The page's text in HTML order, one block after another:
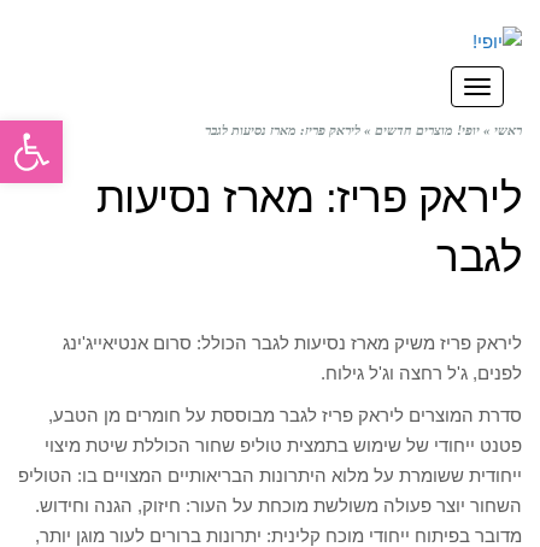
תפריט
ראשי » יופי! מוצרים חדשים » ליראק פריז: מארז נסיעות לגבר
ליראק פריז: מארז נסיעות
לגבר
ליראק פריז משיק מארז נסיעות לגבר הכולל: סרום אנטיאייג'ינג
לפנים, ג'ל רחצה וג'ל גילוח.
סדרת המוצרים ליראק פריז לגבר מבוססת על חומרים מן הטבע,
פטנט ייחודי של שימוש בתמצית טוליפ שחור הכוללת שיטת מיצוי
ייחודית ששומרת על מלוא היתרונות הבריאותיים המצויים בו: הטוליפ
השחור יוצר פעולה משולשת מוכחת על העור: חיזוק, הגנה וחידוש.
מדובר בפיתוח ייחודי מוכח קלינית: יתרונות ברורים לעור מוגן יותר,
פתח